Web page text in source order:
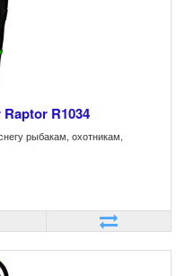
R1034
рыбакам, охотникам,